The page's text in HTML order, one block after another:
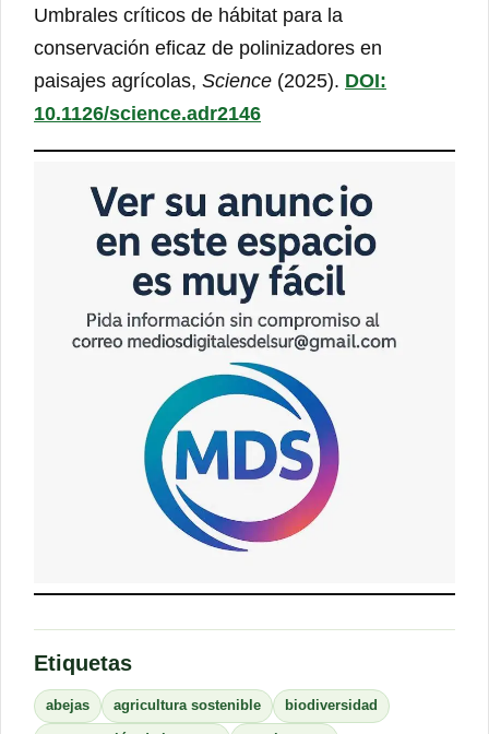
Umbrales críticos de hábitat para la
conservación eficaz de polinizadores en
paisajes agrícolas, Science (2025). DOI:
10.1126/science.adr2146
Etiquetas
abejas agricultura sostenible biodiversidad